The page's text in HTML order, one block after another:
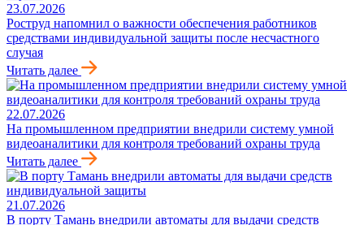
23.07.2026
Роструд напомнил о важности обеспечения работников
средствами индивидуальной защиты после несчастного
случая
Читать далее
22.07.2026
На промышленном предприятии внедрили систему умной
видеоаналитики для контроля требований охраны труда
Читать далее
21.07.2026
В порту Тамань внедрили автоматы для выдачи средств